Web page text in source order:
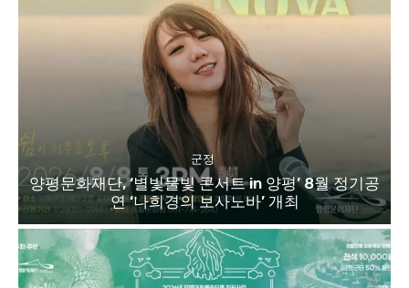
군정
양평문화재단, ‘별빛물빛 콘서트 in 양평’ 8월 정기공
연 ‘나희경의 보사노바’ 개최